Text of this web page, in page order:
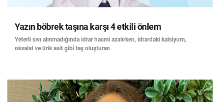
Yazın böbrek taşına karşı 4 etkili önlem
Yeterli sıvı alınmadığında idrar hacmi azalırken, idrardaki kalsiyum,
oksalat ve ürik asit gibi taş oluşturan